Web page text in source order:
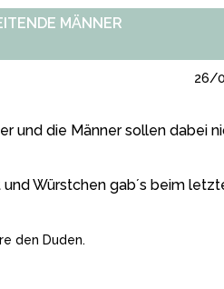
MÄNNER
26/
und die Männer sollen dabei
Würstchen gab´s beim
den Duden.